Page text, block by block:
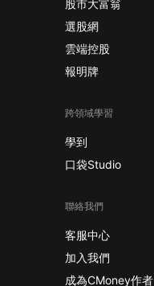
股市大富翁
選股網
雲端控股
報明牌
跨領域學習
學到
口袋Studio
聯絡我們
客服中心
加入我們
成為CMoney作者